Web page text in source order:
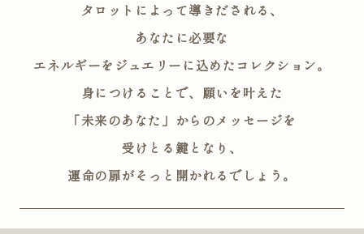
リングサイズ
～
リングサイズ
～
タロットによって導きだされる、
あなたに必要な
エネルギーを ジュエリーに込めたコレクション。
身につけることで、願いを叶えた
「未来のあなた」からのメッセージを
受けとる鍵となり、
運命の扉がそっと開かれるでしょう。